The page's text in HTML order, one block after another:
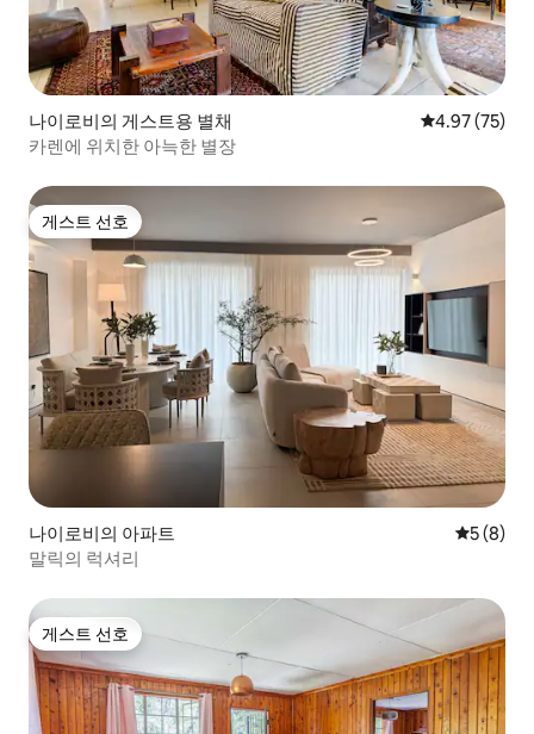
나이로비의 게스트용 별채 평점 4.97점(5
4.97 (75)
카렌에 위치한 아늑한 별장
게스트 선호
게스트 선호
나이로비의 아파트 평점 5점
5 (8)
말릭의 럭셔리
게스트 선호
게스트 선호